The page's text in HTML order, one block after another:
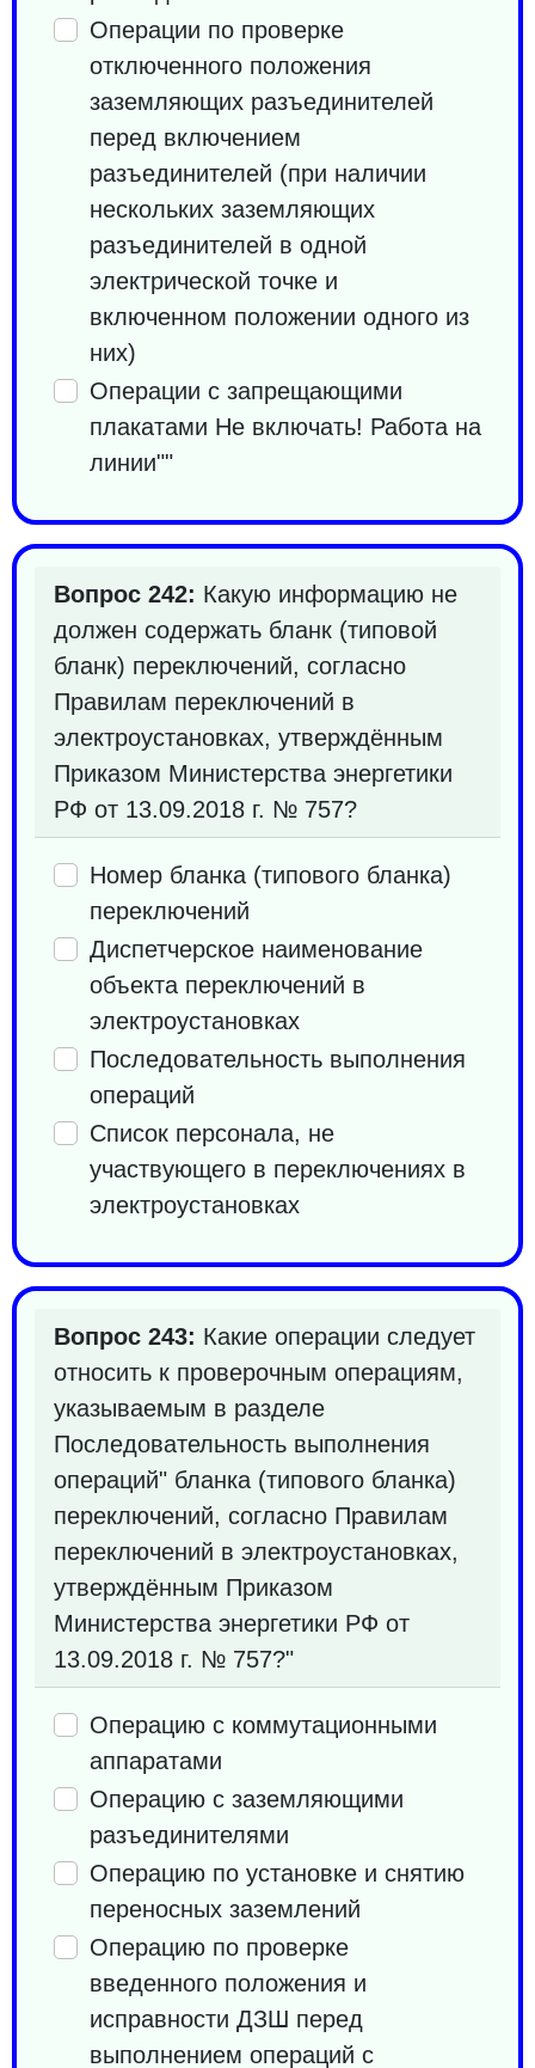
Операции по проверке
отключенного положения
заземляющих разъединителей
перед включением
разъединителей (при наличии
нескольких заземляющих
разъединителей в одной
электрической точке и
включенном положении одного из
них)
Операции с запрещающими
плакатами Не включать! Работа на
линии""
Вопрос 242: Какую информацию не
должен содержать бланк (типовой
бланк) переключений, согласно
Правилам переключений в
электроустановках, утверждённым
Приказом Министерства энергетики
РФ от 13.09.2018 г. № 757?
Номер бланка (типового бланка)
переключений
Диспетчерское наименование
объекта переключений в
электроустановках
Последовательность выполнения
операций
Список персонала, не
участвующего в переключениях в
электроустановках
Вопрос 243: Какие операции следует
относить к проверочным операциям,
указываемым в разделе
Последовательность выполнения
операций" бланка (типового бланка)
переключений, согласно Правилам
переключений в электроустановках,
утверждённым Приказом
Министерства энергетики РФ от
13.09.2018 г. № 757?"
Операцию с коммутационными
аппаратами
Операцию с заземляющими
разъединителями
Операцию по установке и снятию
переносных заземлений
Операцию по проверке
введенного положения и
исправности ДЗШ перед
выполнением операций с